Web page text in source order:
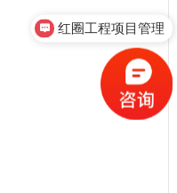
红圈工程项目管理